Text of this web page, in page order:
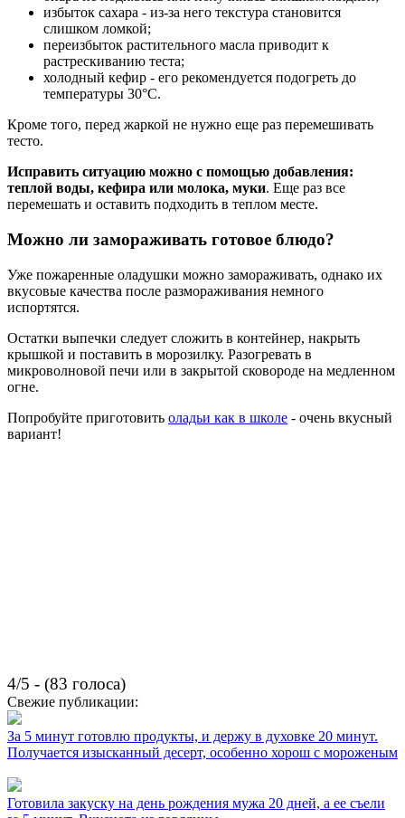
избыток сахара - из-за него текстура становится
слишком ломкой;
переизбыток растительного масла приводит к
растрескиванию теста;
холодный кефир - его рекомендуется подогреть до
температуры 30°С.
Кроме того, перед жаркой не нужно еще раз перемешивать
тесто.
Исправить ситуацию можно с помощью добавления:
теплой воды, кефира или молока, муки. Еще раз все
перемешать и оставить подходить в теплом месте.
Можно ли замораживать готовое блюдо?
Уже пожаренные оладушки можно замораживать, однако их
вкусовые качества после размораживания немного
испортятся.
Остатки выпечки следует сложить в контейнер, накрыть
крышкой и поставить в морозилку. Разогревать в
микроволновой печи или в закрытой сковороде на медленном
огне.
Попробуйте приготовить оладьи как в школе - очень вкусный
вариант!
4/5 - (83 голоса)
Свежие публикации:
За 5 минут готовлю продукты, и держу в духовке 20 минут.
Получается изысканный десерт, особенно хорош с мороженым
Готовила закуску на день рождения мужа 20 дней, а ее съели